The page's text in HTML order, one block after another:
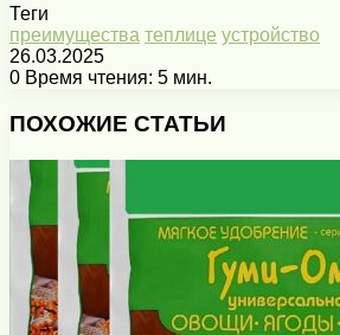
Теги
преимущества теплице устройство
26.03.2025
0 Время чтения: 5 мин.
ПОХОЖИЕ СТАТЬИ